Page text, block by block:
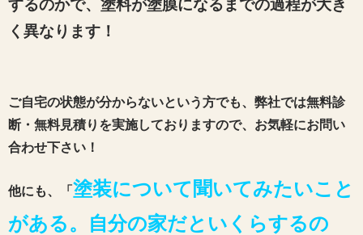
するのかで、塗料が塗膜になるまでの過程が大き
く異なります！
ご自宅の状態が分からないという方でも、弊社では無料診
断・無料見積りを実施しておりますので、お気軽にお問い
合わせ下さい！
他にも、「 塗装について聞いてみたいこと
がある。自分の家だといくらするの